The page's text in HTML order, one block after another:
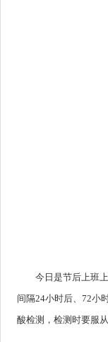
今日是节后上班
间隔24小时后、72小
酸检测，检测时要服